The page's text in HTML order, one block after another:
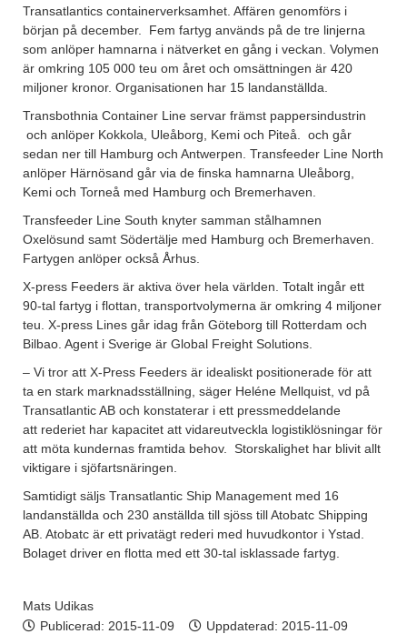
Transatlantics containerverksamhet. Affären genomförs i
början på december. Fem fartyg används på de tre linjerna
som anlöper hamnarna i nätverket en gång i veckan. Volymen
är omkring 105 000 teu om året och omsättningen är 420
miljoner kronor. Organisationen har 15 landanställda.
Transbothnia Container Line servar främst pappersindustrin
och anlöper Kokkola, Uleåborg, Kemi och Piteå. och går
sedan ner till Hamburg och Antwerpen. Transfeeder Line North
anlöper Härnösand går via de finska hamnarna Uleåborg,
Kemi och Torneå med Hamburg och Bremerhaven.
Transfeeder Line South knyter samman stålhamnen
Oxelösund samt Södertälje med Hamburg och Bremerhaven.
Fartygen anlöper också Århus.
X-press Feeders är aktiva över hela världen. Totalt ingår ett
90-tal fartyg i flottan, transportvolymerna är omkring 4 miljoner
teu. X-press Lines går idag från Göteborg till Rotterdam och
Bilbao. Agent i Sverige är Global Freight Solutions.
– Vi tror att X-Press Feeders är idealiskt positionerade för att
ta en stark marknadsställning, säger Heléne Mellquist, vd på
Transatlantic AB och konstaterar i ett pressmeddelande
att rederiet har kapacitet att vidareutveckla logistiklösningar för
att möta kundernas framtida behov. Storskalighet har blivit allt
viktigare i sjöfartsnäringen.
Samtidigt säljs Transatlantic Ship Management med 16
landanställda och 230 anställda till sjöss till Atobatc Shipping
AB. Atobatc är ett privatägt rederi med huvudkontor i Ystad.
Bolaget driver en flotta med ett 30-tal isklassade fartyg.
Mats Udikas
Publicerad: 2015-11-09 Uppdaterad: 2015-11-09